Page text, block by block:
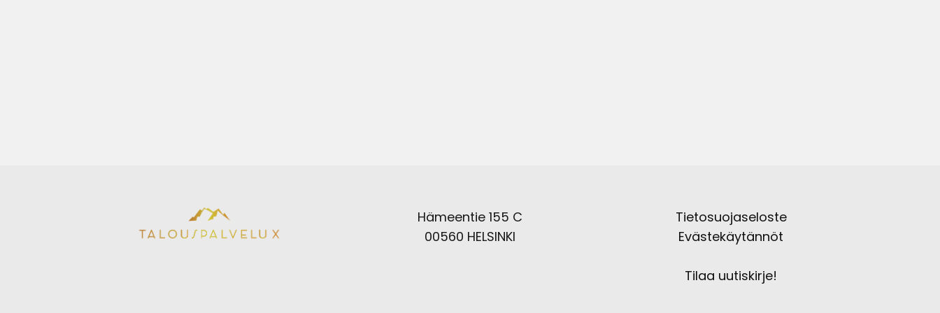
Hämeentie 155 C
00560 HELSINKI
Tietosuojaseloste
Evästekäytännöt
Tilaa uutiskirje!